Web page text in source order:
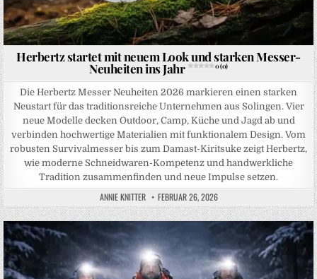
Herbertz startet mit neuem Look und starken Messer-
Neuheiten ins Jahr 0 (0)
Die Herbertz Messer Neuheiten 2026 markieren einen starken
Neustart für das traditionsreiche Unternehmen aus Solingen. Vier
neue Modelle decken Outdoor, Camp, Küche und Jagd ab und
verbinden hochwertige Materialien mit funktionalem Design. Vom
robusten Survivalmesser bis zum Damast-Kiritsuke zeigt Herbertz,
wie moderne Schneidwaren-Kompetenz und handwerkliche
Tradition zusammenfinden und neue Impulse setzen.
ANNIE KNITTER FEBRUAR 26, 2026
Posted in